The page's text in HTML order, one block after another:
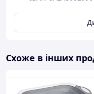
Схоже в інших